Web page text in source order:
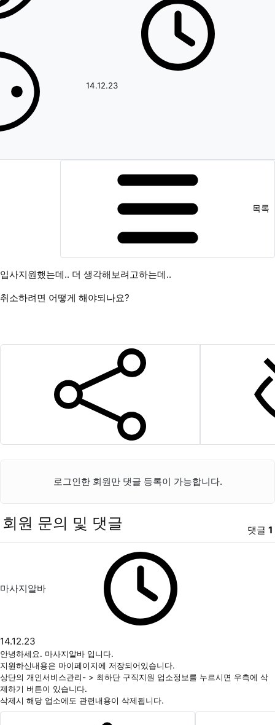
14.12.23
목록
입사지원했는데.. 더 생각해보려고하는데..
취소하려면 어떻게 해야되나요?
SNS 공유
로그인한 회원만 댓글 등록이 가능합니다.
회원 문의 및 댓글 댓글 1
마사지알바
14.12.23
안녕하세요. 마사지알바 입니다.
지원하신내용은 마이페이지에 저장되어있습니다.
상단의 개인서비스관리- > 최하단 구직지원 업소정보를 누르시면 우측에 삭
제하기 버튼이 있습니다.
삭제시 해당 업소에도 관련내용이 삭제됩니다.